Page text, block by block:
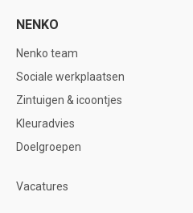
NENKO
Nenko team
Sociale werkplaatsen
Zintuigen & icoontjes
Kleuradvies
Doelgroepen
Vacatures